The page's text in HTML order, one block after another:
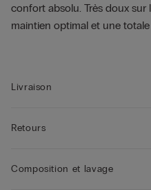
confort absolu. Très doux sur
maintien optimal et une
Livraison
Retours
Composition et lavage